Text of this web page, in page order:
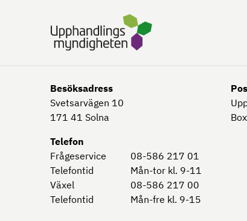
Besöksadress
Svetsarvägen 10
171 41 Solna
Telefon
Frågeservice
08-586 217 01
Telefontid
Mån-tor kl. 9-11
Växel
08-586 217 00
Telefontid
Mån-fre kl. 9-15